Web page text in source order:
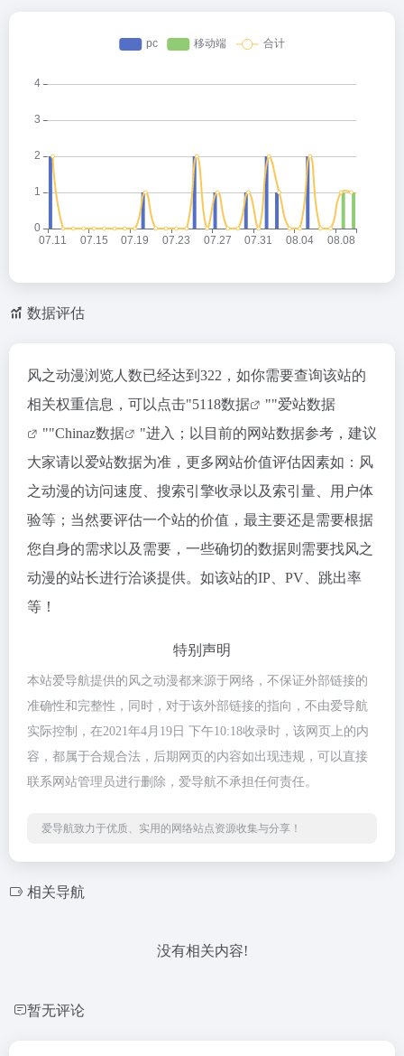
数据评估
风之动漫浏览人数已经达到322，如你需要查询该站的
相关权重信息，可以点击"5118数据 ""爱站数据
""Chinaz数据
"进入；以目前的网站数据参考，建议
大家请以爱站数据为准，更多网站价值评估因素如：风
之动漫的访问速度、搜索引擎收录以及索引量、用户体
验等；当然要评估一个站的价值，最主要还是需要根据
您自身的需求以及需要，一些确切的数据则需要找风之
动漫的站长进行洽谈提供。如该站的IP、PV、跳出率
等！
特别声明
本站爱导航提供的风之动漫都来源于网络，不保证外部链接的
准确性和完整性，同时，对于该外部链接的指向，不由爱导航
实际控制，在2021年4月19日 下午10:18收录时，该网页上的内
容，都属于合规合法，后期网页的内容如出现违规，可以直接
联系网站管理员进行删除，爱导航不承担任何责任。
爱导航致力于优质、实用的网络站点资源收集与分享！
相关导航
没有相关内容!
暂无评论